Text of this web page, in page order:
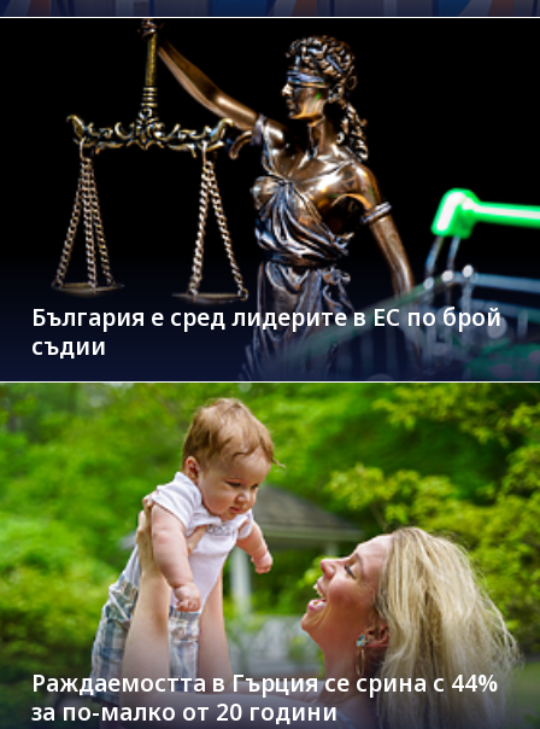
България е сред лидерите в ЕС по брой
съдии
Раждаемостта в Гърция се срина с 44%
за по-малко от 20 години